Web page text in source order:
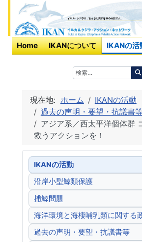
検索
Home IKANについて IKANの活
現在地: ホーム
IKANの活動
過去の声明・要望・抗議書
アジア系／西太平洋個体群
救うアクションを！
IKANの活動
沿岸小型鯨類保護
捕鯨問題
海洋環境と海棲哺乳類に関する
過去の声明・要望・抗議書等